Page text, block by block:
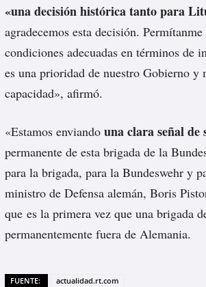
«una decisión histórica tanto para
agradecemos esta decisión.
condiciones adecuadas en términos
es una prioridad de nuestro Gobierno
capacidad», afirmó.
«Estamos enviando una clara señal
permanente de esta brigada de la
para la brigada, para la Bundeswehr y
ministro de Defensa alemán, Boris
que es la primera vez que una brigada
permanentemente fuera de Alemania.
FUENTE:
actualidad.rt.com